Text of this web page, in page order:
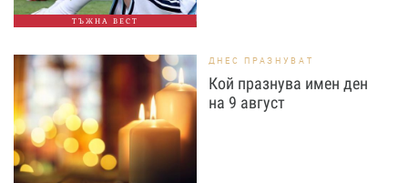
ТЪЖНА ВЕСТ
ДНЕС ПРАЗНУВАТ
Кой празнува имен ден
на 9 август